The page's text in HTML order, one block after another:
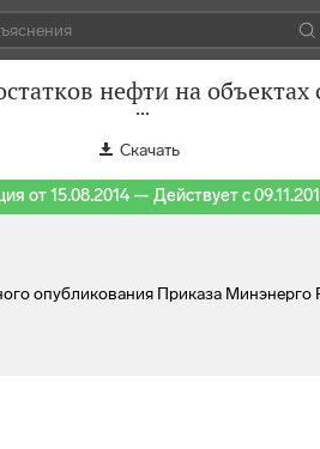
нефти на
Скачать
от 15.08.2014 — Действует с
опубликования Приказа